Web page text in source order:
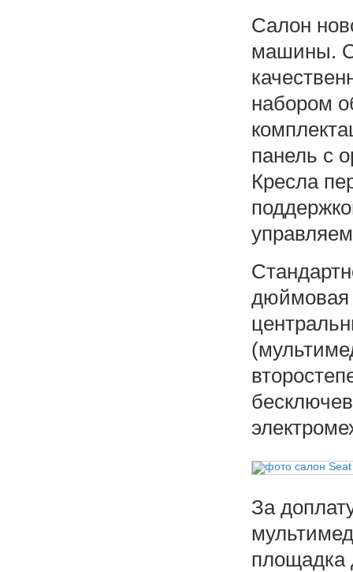
Салон
машины.
набором
панель с
Кресла
дюймовая
За
площадка